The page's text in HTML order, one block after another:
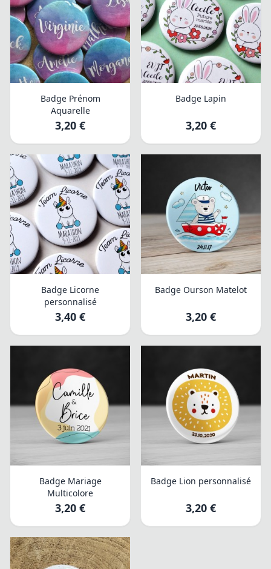
Badge Prénom
Aquarelle
3,20 €
Badge Lapin
3,20 €
Badge Licorne
personnalisé
3,40 €
Badge Ourson Matelot
3,20 €
Badge Mariage
Multicolore
3,20 €
Badge Lion personnalisé
3,20 €